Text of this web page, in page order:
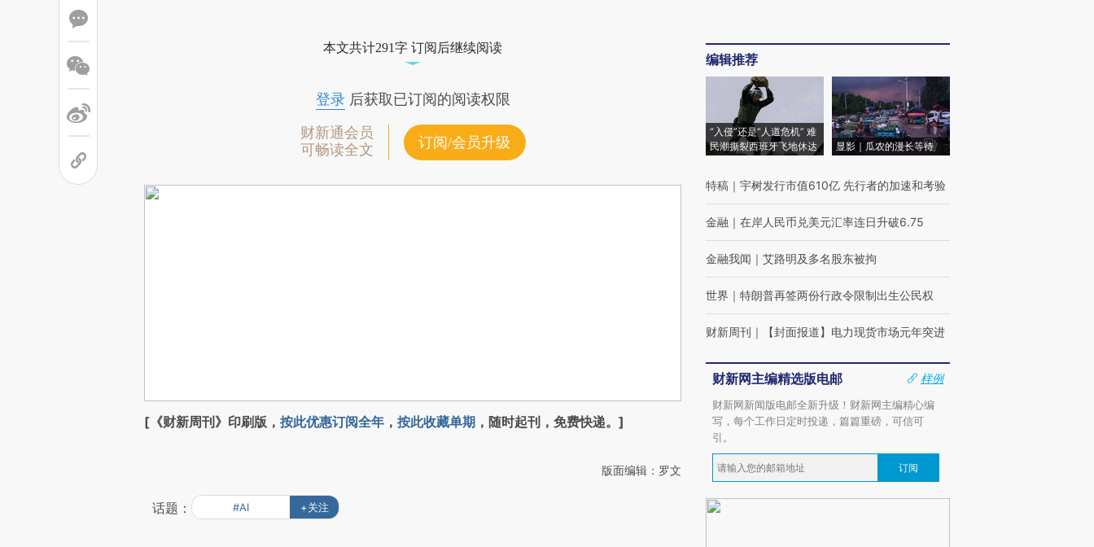
本文共计291字 订阅后继续阅读
登录后获取已订阅的阅读权限
财新通会员
可畅读全文
订阅/会员升级
[《财新周刊》印刷版， 按此优惠订阅全年 ， 按此收藏单期 ，随时起刊，免费快递。]
版面编辑：罗文
话题： #AI +关注
编辑推荐
“入侵”还是“人道危机” 难
民潮撕裂西班牙飞地休达
显影｜瓜农的漫长等待
特稿 ｜ 宇树发行市值610亿 先行者的加速和考验
金融 ｜ 在岸人民币兑美元汇率连日升破6.75
金融我闻 ｜ 艾路明及多名股东被拘
世界 ｜ 特朗普再签两份行政令限制出生公民权
财新周刊 ｜ 【封面报道】电力现货市场元年突进
财新网主编精选版电邮
样例
财新网新闻版电邮全新升级！财新网主编精心编
写，每个工作日定时投递，篇篇重磅，可信可
引。
订阅